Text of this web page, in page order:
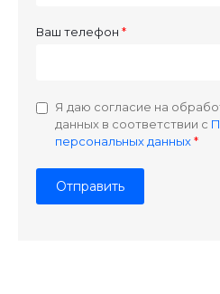
Ваш телефон
Я даю согласие на
данных в соответствии с
персональных данных